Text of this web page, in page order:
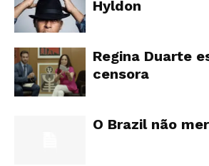
Hyldon
Regina Duarte
censora
O Brazil não